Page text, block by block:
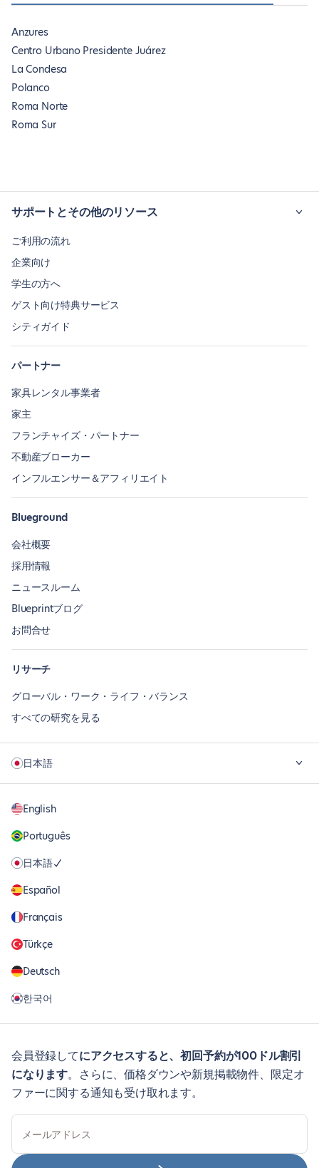
Anzures
Centro Urbano Presidente Juárez
La Condesa
Polanco
Roma Norte
Roma Sur
サポートとその他のリソース
ご利用の流れ
企業向け
学生の方へ
ゲスト向け特典サービス
シティガイド
パートナー
家具レンタル事業者
家主
フランチャイズ・パートナー
不動産ブローカー
インフルエンサー＆アフィリエイト
Blueground
会社概要
採用情報
ニュースルーム
Blueprintブログ
お問合せ
リサーチ
グローバル・ワーク・ライフ・バランス
すべての研究を見る
日本語
English
Português
日本語
Español
Français
Türkçe
Deutsch
한국어
会員登録してにアクセスすると、初回予約が100ドル割引
になります。さらに、価格ダウンや新規掲載物件、限定オ
ファーに関する通知も受け取れます。
メールアドレス